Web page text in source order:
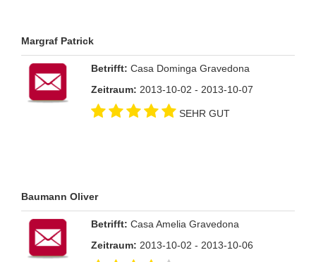
Margraf Patrick
Betrifft: Casa Dominga Gravedona
Zeitraum: 2013-10-02 - 2013-10-07
SEHR GUT
Baumann Oliver
Betrifft: Casa Amelia Gravedona
Zeitraum: 2013-10-02 - 2013-10-06